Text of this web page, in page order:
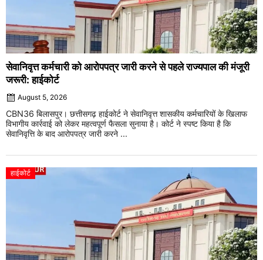
सेवानिवृत्त कर्मचारी को आरोपपत्र जारी करने से पहले राज्यपाल की मंजूरी
जरूरी: हाईकोर्ट
August 5, 2026
CBN36 बिलासपुर। छत्तीसगढ़ हाईकोर्ट ने सेवानिवृत्त शासकीय कर्मचारियों के खिलाफ
विभागीय कार्रवाई को लेकर महत्वपूर्ण फैसला सुनाया है। कोर्ट ने स्पष्ट किया है कि
सेवानिवृत्ति के बाद आरोपपत्र जारी करने ...
हाईकोर्ट